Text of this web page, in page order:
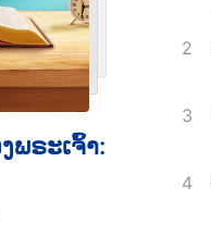
ພຣະເຈົ້າ:
2
3
4